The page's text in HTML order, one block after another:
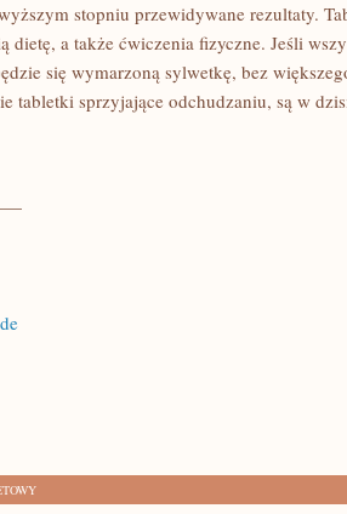
stopniu przewidywane rezultaty.
dietę, a także ćwiczenia fizyczne. Jeśli
się wymarzoną sylwetkę, bez
tabletki sprzyjające odchudzaniu, są w